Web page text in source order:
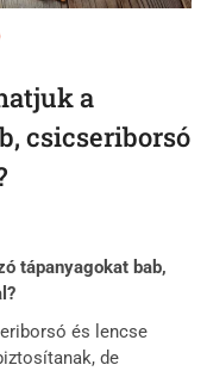
a
csicseriborsó
tápanyagokat bab,
és lencse
de